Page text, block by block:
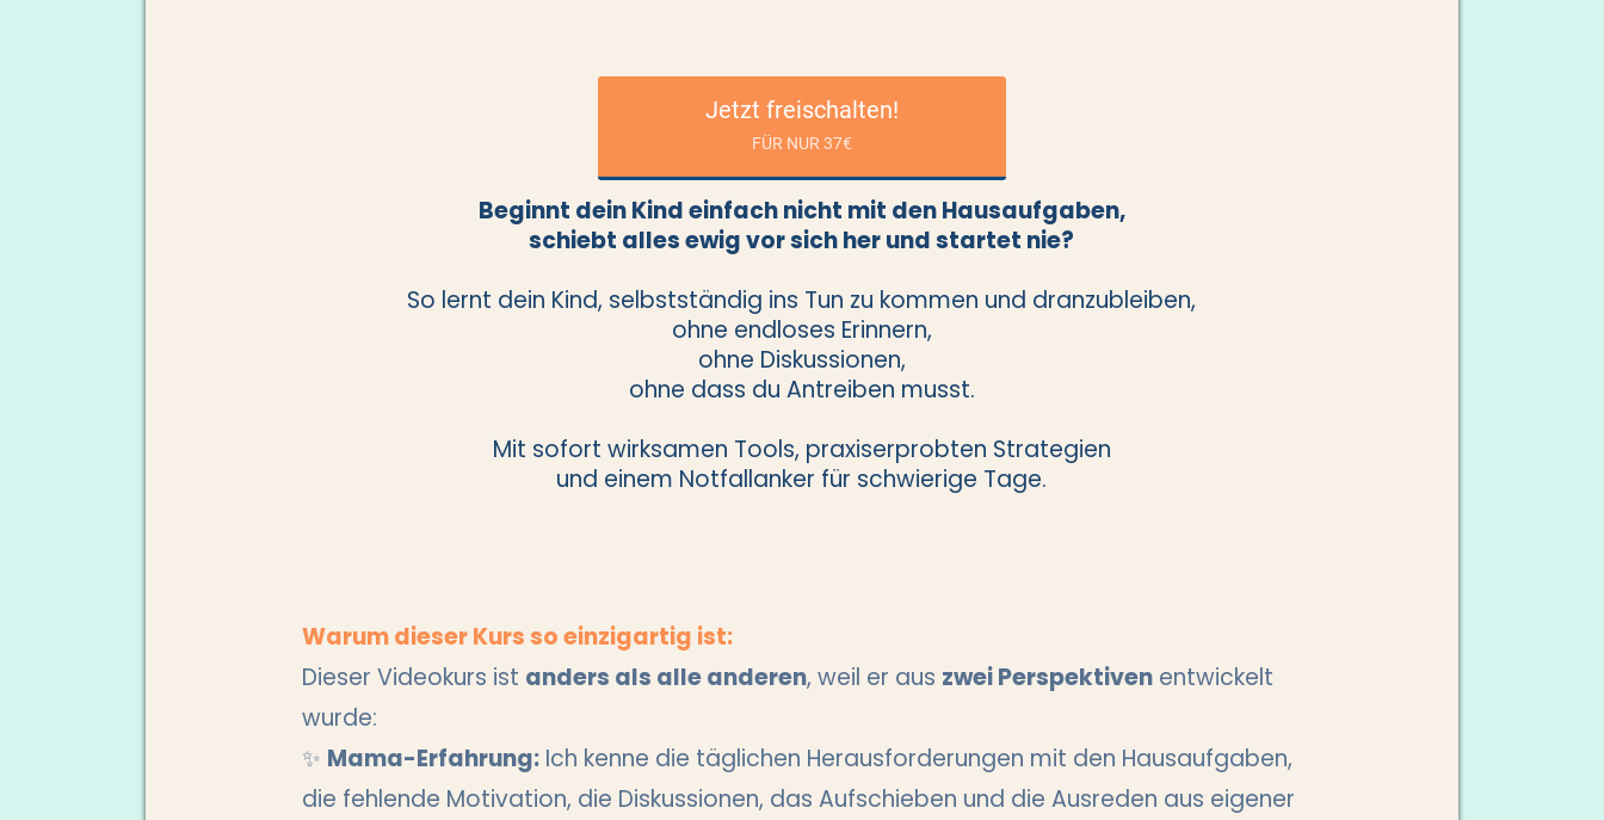
Jetzt freischalten!
FÜR NUR 37€
Beginnt dein Kind einfach nicht mit den Hausaufgaben,
schiebt alles ewig vor sich her und startet nie?
So lernt dein Kind, selbstständig ins Tun zu kommen und dranzubleiben,
ohne endloses Erinnern,
ohne Diskussionen,
ohne dass du Antreiben musst.
Mit sofort wirksamen Tools, praxiserprobten Strategien
und einem Notfallanker für schwierige Tage.
Warum dieser Kurs so einzigartig ist:
Dieser Videokurs ist anders als alle anderen, weil er aus zwei Perspektiven entwickelt
wurde:
✨ Mama-Erfahrung: Ich kenne die täglichen Herausforderungen mit den Hausaufgaben,
die fehlende Motivation, die Diskussionen, das Aufschieben und die Ausreden aus eigener